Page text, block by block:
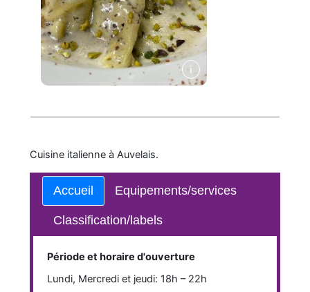
Cuisine italienne à Auvelais.
Accueil Equipements/services
Classification/labels
Période et horaire d'ouverture
Lundi, Mercredi et jeudi: 18h – 22h